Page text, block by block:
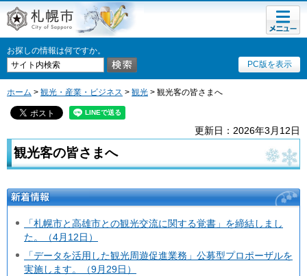
札幌市
お探しの情報は何ですか。
PC版を表示
メニュ
ー
ホーム > 観光・産業・ビジネス > 観光 > 観光客の皆さまへ
更新日：2026年3月12日
観光客の皆さまへ
新着情報
「札幌市と高雄市との観光交流に関する覚書」を締結しまし
た。（4月12日）
「データを活用した観光周遊促進業務」公募型プロポーザルを
実施します。（9月29日）